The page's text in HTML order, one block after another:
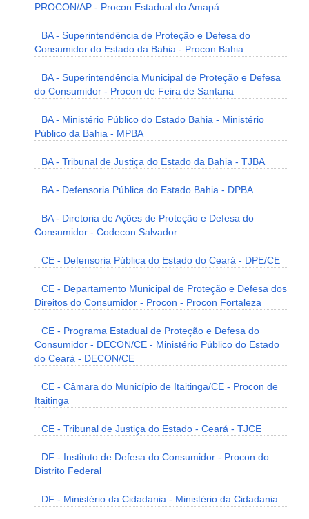
PROCON/AP - Procon Estadual do Amapá
BA - Superintendência de Proteção e Defesa do
Consumidor do Estado da Bahia - Procon Bahia
BA - Superintendência Municipal de Proteção e Defesa
do Consumidor - Procon de Feira de Santana
BA - Ministério Público do Estado Bahia - Ministério
Público da Bahia - MPBA
BA - Tribunal de Justiça do Estado da Bahia - TJBA
BA - Defensoria Pública do Estado Bahia - DPBA
BA - Diretoria de Ações de Proteção e Defesa do
Consumidor - Codecon Salvador
CE - Defensoria Pública do Estado do Ceará - DPE/CE
CE - Departamento Municipal de Proteção e Defesa dos
Direitos do Consumidor - Procon - Procon Fortaleza
CE - Programa Estadual de Proteção e Defesa do
Consumidor - DECON/CE - Ministério Público do Estado
do Ceará - DECON/CE
CE - Câmara do Município de Itaitinga/CE - Procon de
Itaitinga
CE - Tribunal de Justiça do Estado - Ceará - TJCE
DF - Instituto de Defesa do Consumidor - Procon do
Distrito Federal
DF - Ministério da Cidadania - Ministério da Cidadania